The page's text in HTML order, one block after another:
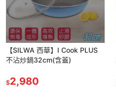
【SILWA 西華】I Cook PLUS
不沾炒鍋32cm(含蓋)
$2,980